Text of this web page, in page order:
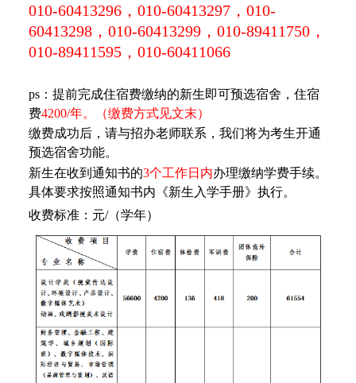
010-60413296，010-60413297，010-
60413298，010-60413299，010-89411750，
010-89411595，010-60411066
ps：提前完成住宿费缴纳的新生即可预选宿舍，住宿
费4200/年。（缴费方式见文末）
缴费成功后，请与招办老师联系，我们将为考生开通
预选宿舍功能。
新生在收到通知书的3个工作日内办理缴纳学费手续。
具体要求按照通知书内《新生入学手册》执行。
收费标准：元/（学年）